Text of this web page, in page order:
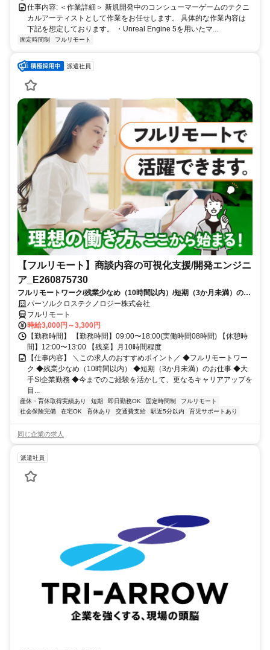
仕事内容: ＜作業詳細＞ 新規開発中のコンシューマーゲームのテクニ
カルアーティストとして作業をお任せします。 具体的な作業内容は
下記を想定しております。 ・Unreal Engine 5を用いたマ...
固定時間制 フルリモート
派遣社員
【フルリモート】商談内容の可視化支援/開発エンジニ
ア_E260875730
フルリモートワーク/残業少なめ（10時間以内）/短期（3か月未満）のお
仕事/大手SI企業勤務/今までのご経験を活かして、更なるキャリアアップ
を目指せます
パーソルクロステクノロジー株式会社
フルリモート
時給3,000円～3,300円
【勤務時間】 【勤務時間】09:00〜18:00(実働時間08時間) 【休憩時
間】12:00〜13:00 【残業】月10時間程度
【仕事内容】 ＼この求人のおすすめポイント／ ◆フルリモートワー
ク ◆残業少なめ（10時間以内） ◆短期（3か月未満）のお仕事 ◆大
手SI企業勤務 ◆今までのご経験を活かして、更なるキャリアアップを
目...
産休・育休取得実績あり 短期 即日勤務OK 固定時間制
フルリモート
社会保険完備
在宅OK 育休あり 交通費支給 駅近5分以内 育児サポートあり
同じ企業の求人
派遣社員